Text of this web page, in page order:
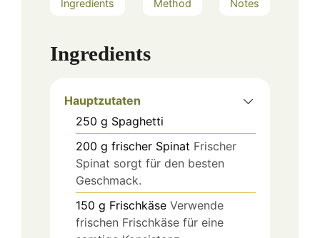
Ingredients Method Notes
Ingredients
Hauptzutaten
250 g Spaghetti
200 g frischer Spinat Frischer
Spinat sorgt für den besten
Geschmack.
150 g Frischkäse Verwende
frischen Frischkäse für eine